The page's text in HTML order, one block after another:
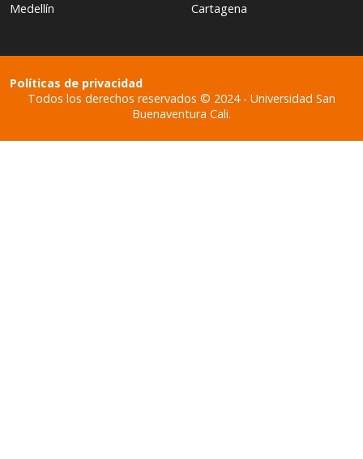
Medellín
Cartagena
Todos los derechos reservados © 2024 - Universidad San
Buenaventura Cali.
Políticas de privacidad